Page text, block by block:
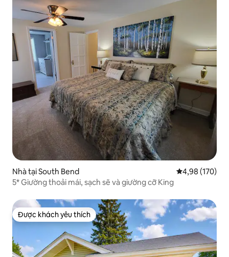
Nhà tại South Bend Xếp hạng
4,98 (170)
5* Giường thoải mái, sạch sẽ và giường cỡ King
Được khách yêu thích
Được khách yêu thích